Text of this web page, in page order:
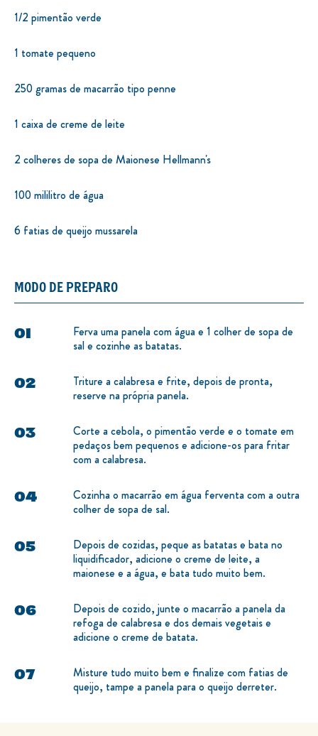
1/2 pimentão verde
1 tomate pequeno
250 gramas de macarrão tipo penne
1 caixa de creme de leite
2 colheres de sopa de Maionese Hellmann's
100 mililitro de água
6 fatias de queijo mussarela
MODO DE PREPARO
Ferva uma panela com água e 1 colher de sopa de
sal e cozinhe as batatas.
Triture a calabresa e frite, depois de pronta,
reserve na própria panela.
Corte a cebola, o pimentão verde e o tomate em
pedaços bem pequenos e adicione-os para fritar
com a calabresa.
Cozinha o macarrão em água ferventa com a outra
colher de sopa de sal.
Depois de cozidas, peque as batatas e bata no
liquidificador, adicione o creme de leite, a
maionese e a água, e bata tudo muito bem.
Depois de cozido, junte o macarrão a panela da
refoga de calabresa e dos demais vegetais e
adicione o creme de batata.
Misture tudo muito bem e finalize com fatias de
queijo, tampe a panela para o queijo derreter.